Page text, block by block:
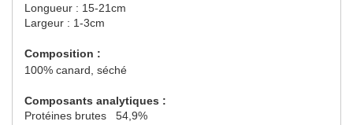
Longueur : 15-21cm
Largeur : 1-3cm
Composition :
100% canard, séché
Composants analytiques :
Protéines brutes 54,9%